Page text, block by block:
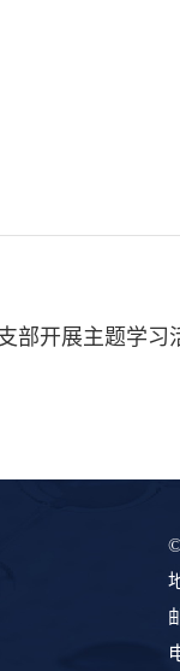
部开展主题学